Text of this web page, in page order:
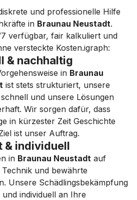
und professionelle Hilfe
in Braunau Neustadt.
verfügbar, fair kalkuliert und
versteckte Kosten.igraph:
& nachhaltig
in Braunau
ist stets strukturiert, unsere
und unsere Lösungen
Wir sorgen dafür, dass
in kürzester Zeit Geschichte
ist unser Auftrag.
& individuell
in Braunau Neustadt auf
und bewährte
Unsere Schädlingsbekämpfung
und individuell an Ihre